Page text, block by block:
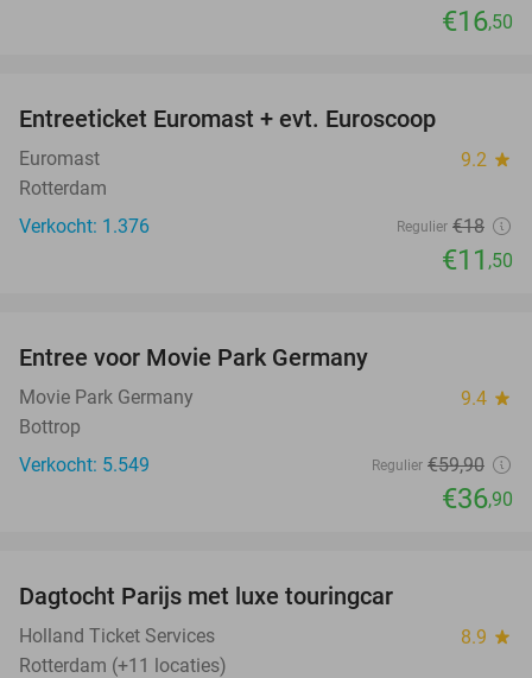
€16,50
Entreeticket Euromast + evt. Euroscoop
Euromast 9.2 star
Rotterdam
Verkocht: 1.376
Regulier €18
€11 ,50
Entree voor Movie Park Germany
Movie Park Germany 9.4 star
Bottrop
Verkocht: 5.549
Regulier €59,90
€36,90
Dagtocht Parijs met luxe touringcar
Holland Ticket Services 8.9 star
Rotterdam (+11 locaties)